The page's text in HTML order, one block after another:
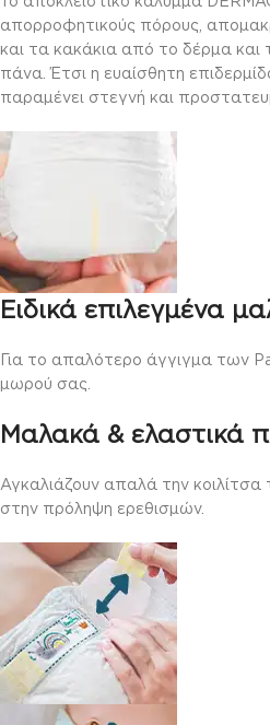
απορροφητικούς πόρους,
και τα κακάκια από το δέρμα και
πάνα. Έτσι η ευαίσθητη
παραμένει στεγνή και
Ειδικά επιλεγμένα
Για το απαλότερο άγγιγμα των
μωρού σας.
Μαλακά & ελαστικά
Αγκαλιάζουν απαλά την
στην πρόληψη ερεθισμών.